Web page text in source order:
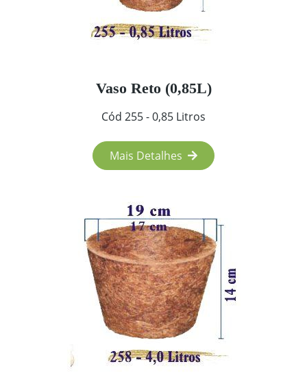
Vaso Reto (0,85L)
Cód 255 - 0,85 Litros
Mais Detalhes